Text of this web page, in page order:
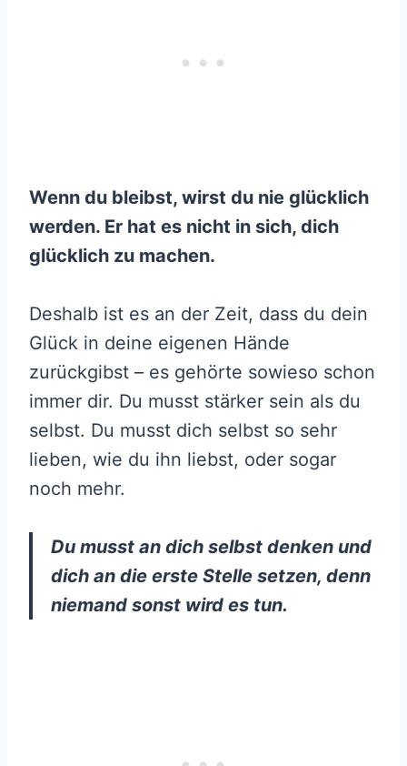
Wenn du bleibst, wirst du nie glücklich
werden. Er hat es nicht in sich, dich
glücklich zu machen.
Deshalb ist es an der Zeit, dass du dein
Glück in deine eigenen Hände
zurückgibst – es gehörte sowieso schon
immer dir. Du musst stärker sein als du
selbst. Du musst dich selbst so sehr
lieben, wie du ihn liebst, oder sogar
noch mehr.
Du musst an dich selbst denken und
dich an die erste Stelle setzen, denn
niemand sonst wird es tun.